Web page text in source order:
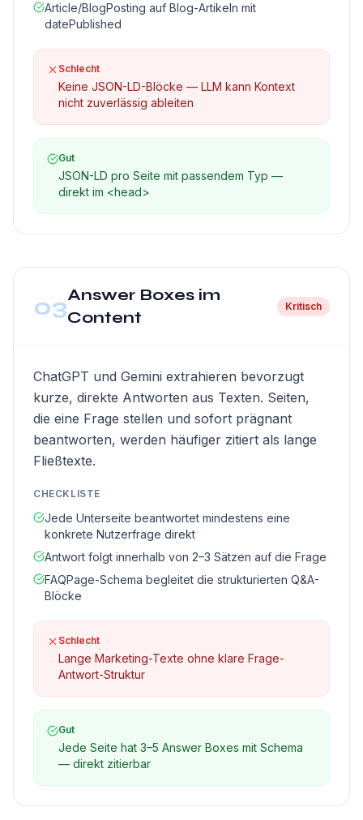
Article/BlogPosting auf Blog-Artikeln mit
datePublished
Schlecht
Keine JSON-LD-Blöcke — LLM kann Kontext
nicht zuverlässig ableiten
Gut
JSON-LD pro Seite mit passendem Typ —
direkt im <head>
03Answer Boxes im
Content
Kritisch
ChatGPT und Gemini extrahieren bevorzugt
kurze, direkte Antworten aus Texten. Seiten,
die eine Frage stellen und sofort prägnant
beantworten, werden häufiger zitiert als lange
Fließtexte.
CHECKLISTE
Jede Unterseite beantwortet mindestens eine
konkrete Nutzerfrage direkt
Antwort folgt innerhalb von 2–3 Sätzen auf die Frage
FAQPage-Schema begleitet die strukturierten Q&A-
Blöcke
Schlecht
Lange Marketing-Texte ohne klare Frage-
Antwort-Struktur
Gut
Jede Seite hat 3–5 Answer Boxes mit Schema
— direkt zitierbar